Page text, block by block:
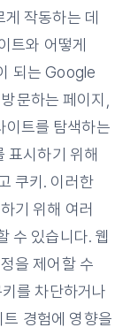
작동하는 데
트와 어떻게
되는 Google
문하는 페이지,
이트를 탐색하는
표시하기 위해
쿠키. 이러한
기 위해 여러
수 있습니다. 웹
을 제어할 수
를 차단하거나
경험에 영향을